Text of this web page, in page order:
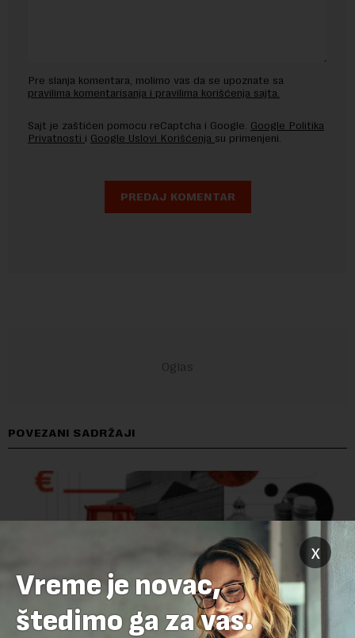
Pre slanja komentara, molimo vas da se upoznate sa
pravilima komentarisanja i pravilima korišćenja sajta.
Sajt je zaštićen pomocu reCaptcha i Google. Google Politika
Privatnosti i Google Uslovi Korišćenja su primenjeni.
POVEZANI SADRŽAJI
x
Vreme je novac,
štedimo ga za vas.